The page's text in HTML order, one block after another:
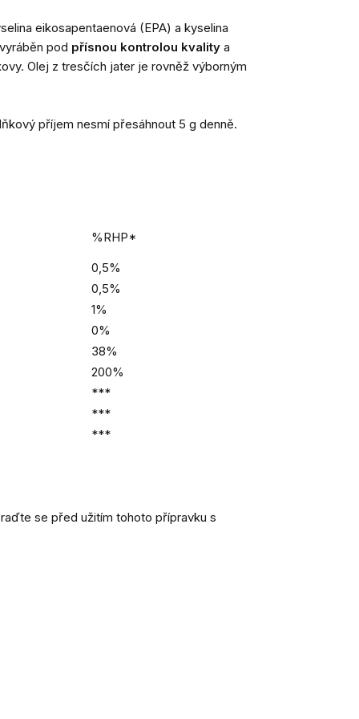
eikosapentaenová (EPA) a kyselina
pod přísnou kontrolou kvality a
Olej z tresčích jater je rovněž výborným
příjem nesmí přesáhnout 5 g denně.
%RHP*
0,5%
0,5%
1%
0%
38%
200%
***
***
***
se před užitím tohoto přípravku s